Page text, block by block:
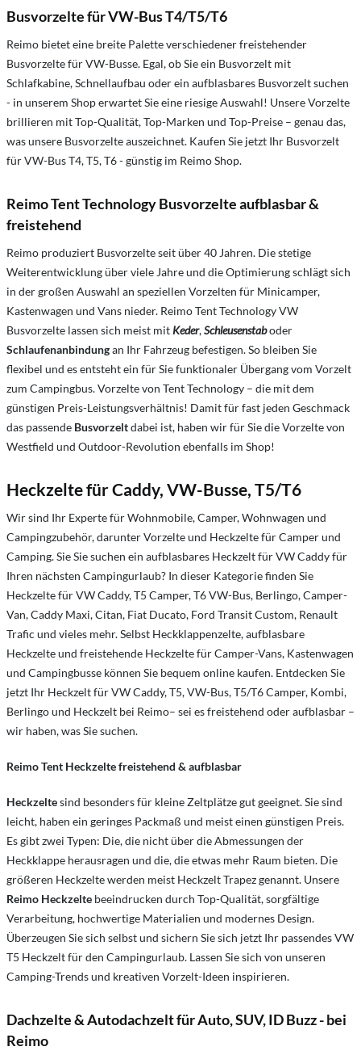
Busvorzelte für VW-Bus T4/T5/T6
Reimo bietet eine breite Palette verschiedener freistehender
Busvorzelte für VW-Busse. Egal, ob Sie ein Busvorzelt mit
Schlafkabine, Schnellaufbau oder ein aufblasbares Busvorzelt suchen
- in unserem Shop erwartet Sie eine riesige Auswahl! Unsere Vorzelte
brillieren mit Top-Qualität, Top-Marken und Top-Preise – genau das,
was unsere Busvorzelte auszeichnet. Kaufen Sie jetzt Ihr Busvorzelt
für VW-Bus T4, T5, T6 - günstig im Reimo Shop.
Reimo Tent Technology Busvorzelte aufblasbar &
freistehend
Reimo produziert Busvorzelte seit über 40 Jahren. Die stetige
Weiterentwicklung über viele Jahre und die Optimierung schlägt sich
in der großen Auswahl an speziellen Vorzelten für Minicamper,
Kastenwagen und Vans nieder. Reimo Tent Technology VW
Busvorzelte lassen sich meist mit Keder,Schleusenstaboder
Schlaufenanbindungan Ihr Fahrzeug befestigen. So bleiben Sie
flexibel und es entsteht ein für Sie funktionaler Übergang vom Vorzelt
zum Campingbus. Vorzelte von Tent Technology – die mit dem
günstigen Preis-Leistungsverhältnis! Damit für fast jeden Geschmack
das passende Busvorzeltdabei ist, haben wir für Sie die Vorzelte von
Westfield und Outdoor-Revolution ebenfalls im Shop!
Heckzelte für Caddy, VW-Busse, T5/T6
Wir sind Ihr Experte für Wohnmobile, Camper, Wohnwagen und
Campingzubehör, darunter Vorzelte und Heckzelte für Camper und
Camping. Sie Sie suchen ein aufblasbares Heckzelt für VW Caddy für
Ihren nächsten Campingurlaub? In dieser Kategorie finden Sie
Heckzelte für VW Caddy, T5 Camper, T6 VW-Bus, Berlingo, Camper-
Van, Caddy Maxi, Citan, Fiat Ducato, Ford Transit Custom, Renault
Trafic und vieles mehr. Selbst Heckklappenzelte, aufblasbare
Heckzelte und freistehende Heckzelte für Camper-Vans, Kastenwagen
und Campingbusse können Sie bequem online kaufen. Entdecken Sie
jetzt Ihr Heckzelt für VW Caddy, T5, VW-Bus, T5/T6 Camper, Kombi,
Berlingo und Heckzelt bei Reimo– sei es freistehend oder aufblasbar –
wir haben, was Sie suchen.
Reimo Tent Heckzelte freistehend & aufblasbar
Heckzeltesind besonders für kleine Zeltplätze gut geeignet. Sie sind
leicht, haben ein geringes Packmaß und meist einen günstigen Preis.
Es gibt zwei Typen: Die, die nicht über die Abmessungen der
Heckklappe herausragen und die, die etwas mehr Raum bieten. Die
größeren Heckzelte werden meist Heckzelt Trapez genannt. Unsere
Reimo Heckzelte beeindrucken durch Top-Qualität, sorgfältige
Verarbeitung, hochwertige Materialien und modernes Design.
Überzeugen Sie sich selbst und sichern Sie sich jetzt Ihr passendes VW
T5 Heckzelt für den Campingurlaub. Lassen Sie sich von unseren
Camping-Trends und kreativen Vorzelt-Ideen inspirieren.
Dachzelte & Autodachzelt für Auto, SUV, ID Buzz - bei
Reimo